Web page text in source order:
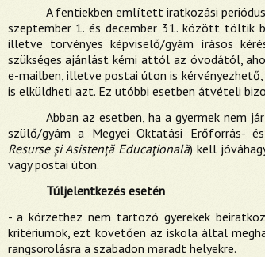
A fentiekben említett iratkozási
szeptember 1. és december 31. között töltik
illetve törvényes képviselő/gyám írásos
szükséges ajánlást kérni attól az óvodától,
e-mailben, illetve postai úton is
is elküldheti azt. Ez utóbbi esetben átvételi
Abban az esetben, ha a gyermek nem
szülő/gyám a Megyei Oktatási Erőforrás-
Resurse şi Asistenţă Educaţională) kell
vagy postai úton.
Túljelentkezés esetén
- a körzethez nem tartozó gyerekek
kritériumok, ezt követően az iskola által
rangsorolásra a szabadon maradt helyekre.